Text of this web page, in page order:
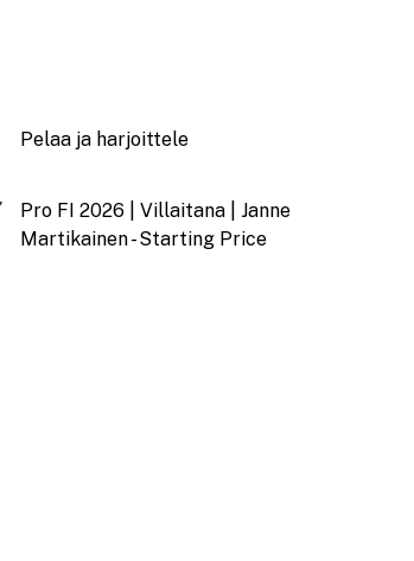
Pelaa ja harjoittele
Pro FI 2026 | Villaitana | Janne
Martikainen - Starting Price